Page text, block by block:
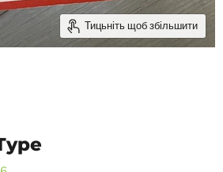
Тицьніть щоб збільшити